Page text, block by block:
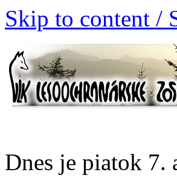
Skip to content /
Dnes je piatok 7.